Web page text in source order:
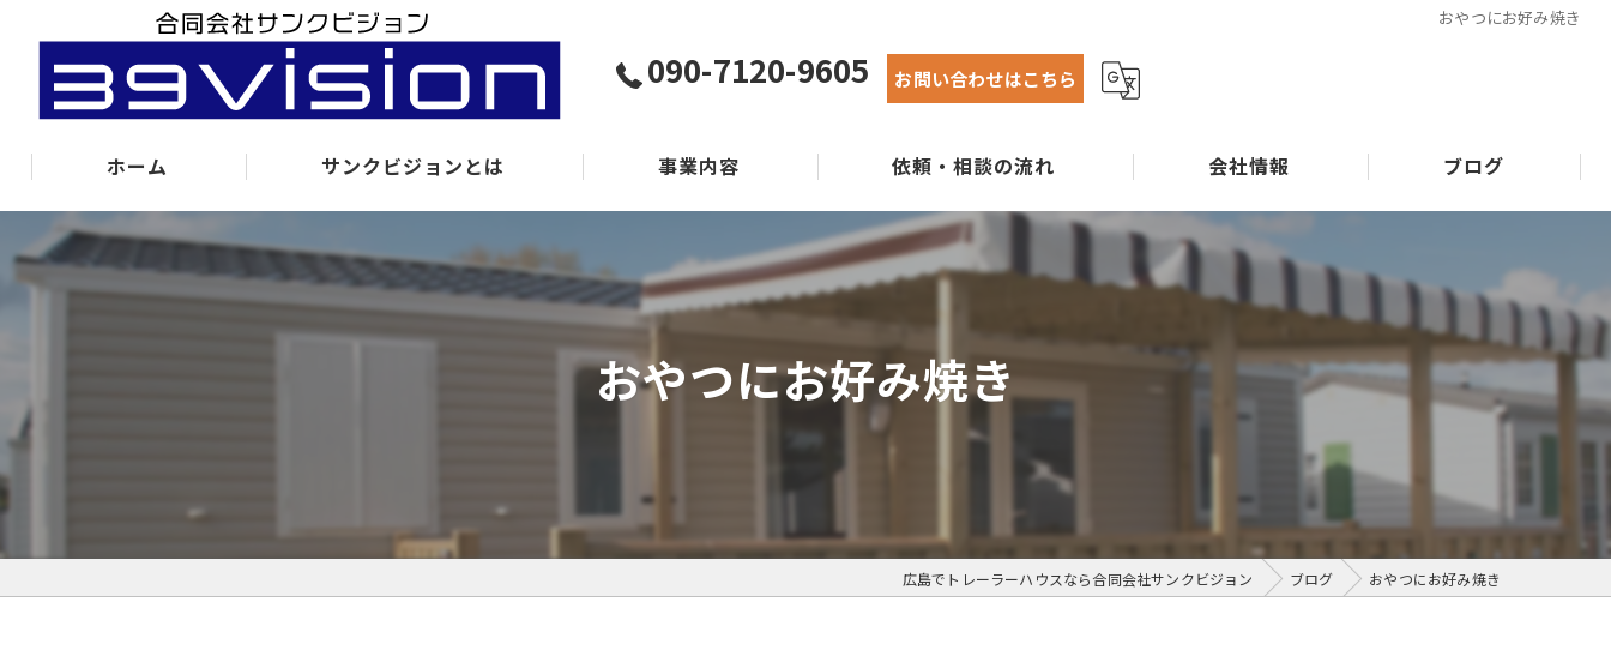
おやつにお好み焼き
090-7120-9605 お問い合わせはこちら
ホーム サンクビジョンとは 事業内容
よくある質問
依頼・相談の流れ 会社情報 ブログ
おやつにお好み焼き
広島でトレーラーハウスなら合同会社サンクビジョン ブログ おやつにお好み焼き